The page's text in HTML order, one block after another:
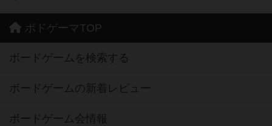
ボドゲーマTOP
ボードゲームを検索する
ボードゲームの新着レビュー
ボードゲーム会情報